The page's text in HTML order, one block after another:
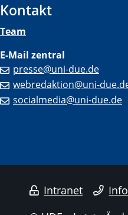
Kontakt
Team
E-Mail zentral
presse@uni-due.de
webredaktion@uni-
socialmedia@uni-due.de
Intranet